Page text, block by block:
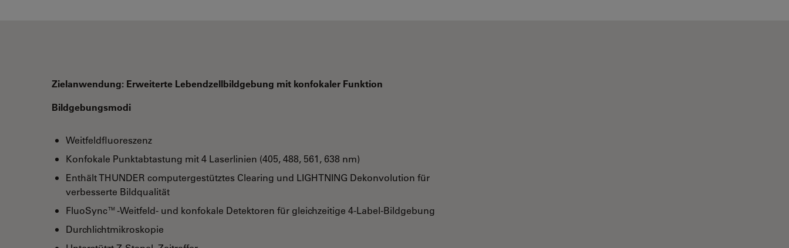
Zielanwendung: Erweiterte Lebendzellbildgebung mit konfokaler Funktion
Bildgebungsmodi
Weitfeldfluoreszenz
Konfokale Punktabtastung mit 4 Laserlinien (405, 488, 561, 638 nm)
Enthält THUNDER computergestütztes Clearing und LIGHTNING Dekonvolution für
verbesserte Bildqualität
FluoSync™-Weitfeld- und konfokale Detektoren für gleichzeitige 4-Label-Bildgebung
Durchlichtmikroskopie